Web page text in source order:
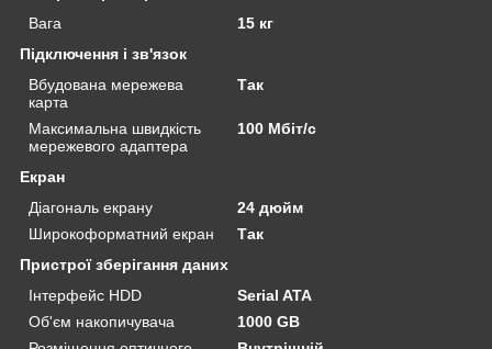
Вага
15 кг
Підключення і зв'язок
Вбудована мережева
карта
Так
Максимальна швидкість
мережевого адаптера
100 Мбіт/с
Екран
Діагональ екрану
24 дюйм
Широкоформатний екран
Так
Пристрої зберігання даних
Інтерфейс HDD
Serial ATA
Об'єм накопичувача
1000 GB